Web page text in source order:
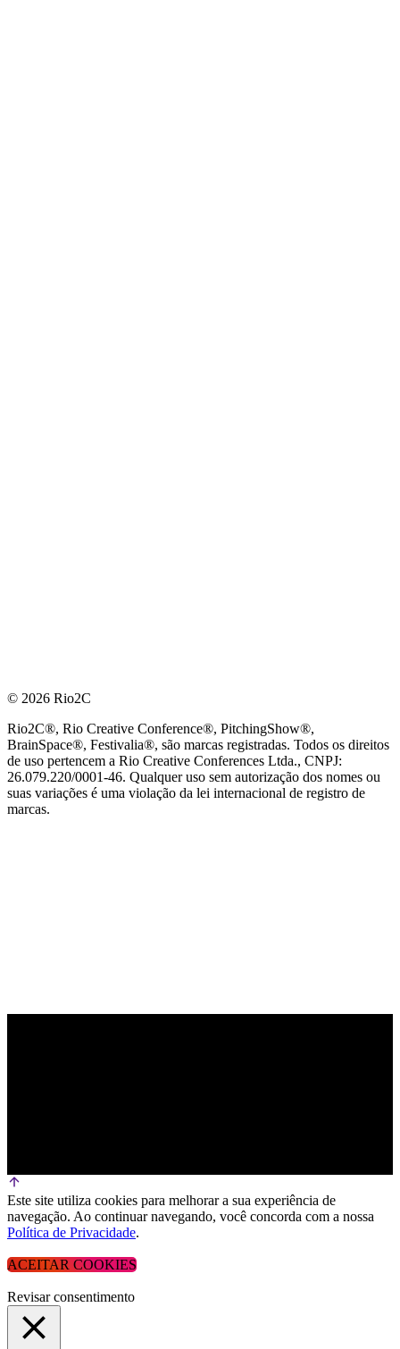
© 2026 Rio2C
Rio2C®, Rio Creative Conference®, PitchingShow®,
BrainSpace®, Festivalia®, são marcas registradas. Todos os direitos
de uso pertencem a Rio Creative Conferences Ltda., CNPJ:
26.079.220/0001-46. Qualquer uso sem autorização dos nomes ou
suas variações é uma violação da lei internacional de registro de
marcas.
Este site utiliza cookies para melhorar a sua experiência de
navegação. Ao continuar navegando, você concorda com a nossa
Política de Privacidade.
ACEITAR COOKIES
Revisar consentimento